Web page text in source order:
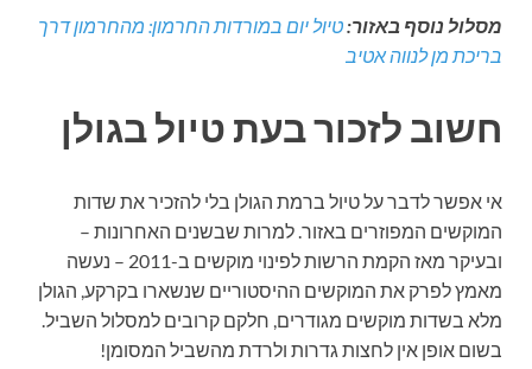
מסלול נוסף באזור: טיול יום במורדות החרמון: מהחרמון דרך
בריכת מן לנווה אטיב
חשוב לזכור בעת טיול בגולן
אי אפשר לדבר על טיול ברמת הגולן בלי להזכיר את שדות
המוקשים המפוזרים באזור. למרות שבשנים האחרונות –
ובעיקר מאז הקמת הרשות לפינוי מוקשים ב-2011 – נעשה
מאמץ לפרק את המוקשים ההיסטוריים שנשארו בקרקע, הגולן
מלא בשדות מוקשים מגודרים, חלקם קרובים למסלול השביל.
בשום אופן אין לחצות גדרות ולרדת מהשביל המסומן!